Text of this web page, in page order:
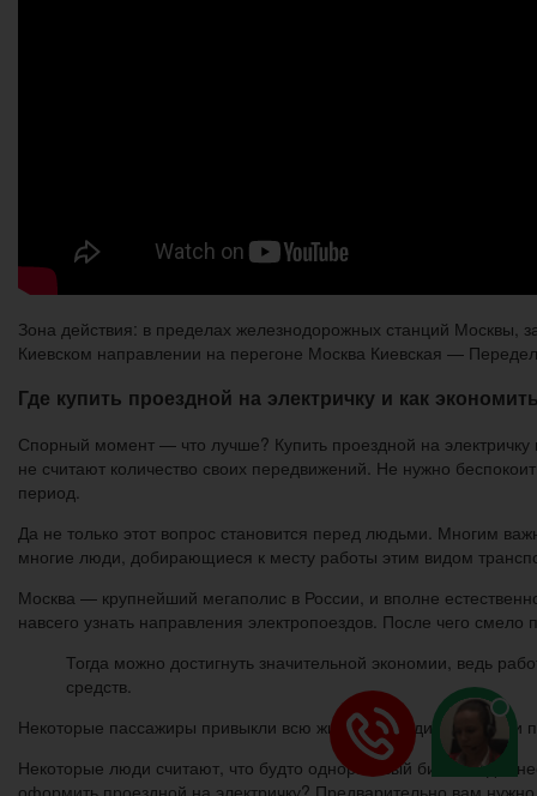
Зона действия: в пределах железнодорожных станций Москвы,
Киевском направлении на перегоне Москва Киевская —
Где купить проездной на электричку и как
Спорный момент — что лучше? Купить проездной на
не считают количество своих передвижений. Не нужно
период.
Да не только этот вопрос становится перед людьми. Многим
многие люди, добирающиеся к месту работы этим видом
Москва — крупнейший мегаполис в России, и вполне
навсего узнать направления электропоездов. После чего смело
Тогда можно достигнуть значительной экономии, ведь
средств.
Некоторые пассажиры привыкли всю жизнь приходить в кассу и
Некоторые люди считают, что будто одноразовый билет
оформить проездной на электричку? Предварительно вам